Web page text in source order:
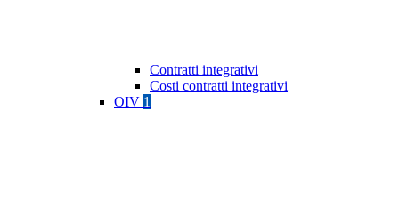
Contratti integrativi
Costi contratti integrativi
OIV 1